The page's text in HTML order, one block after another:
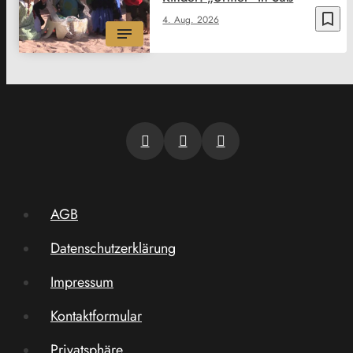
bookmark_border
4. Aug. 2026
AGB
Datenschutzerklärung
Impressum
Kontaktformular